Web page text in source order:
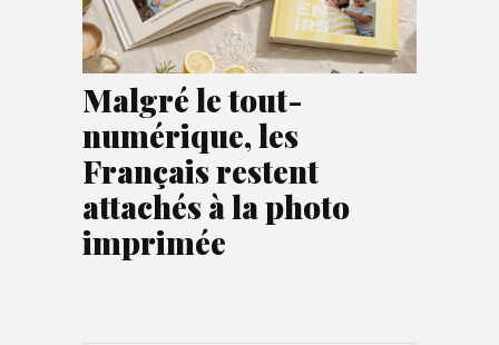
Malgré le tout-
numérique, les
Français restent
attachés à la photo
imprimée